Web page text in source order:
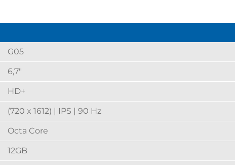
G05
6,7"
HD+
(720 x 1612) | IPS | 90 Hz
Octa Core
12GB